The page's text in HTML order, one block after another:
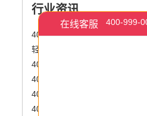
行业资讯
400电话的优势与劣势分析：企业是否值得开通？
400电话办理是免费还是收费？